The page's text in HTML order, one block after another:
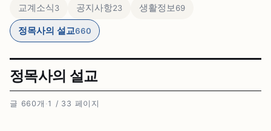
교계소식3 공지사항23 생활정보69
정목사의 설교660
정목사의 설교
글 660개 · 1 / 33 페이지